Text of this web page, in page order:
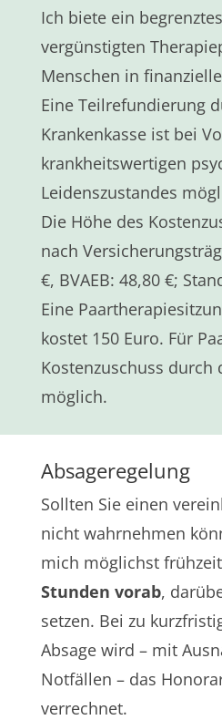
Ich biete ein
vergünstigten
Menschen in
Eine Teilrefundierung
Krankenkasse ist bei
krankheitswertigen
Leidenszustandes
Die Höhe des
nach
€, BVAEB: 48,80 €;
Eine
kostet 150 Euro. Für
Kostenzuschuss durch
möglich.
Absageregelung
Sollten Sie einen
nicht wahrnehmen
mich möglichst
Stunden vorab,
setzen. Bei zu
Absage wird – mit
Notfällen – das
verrechnet.